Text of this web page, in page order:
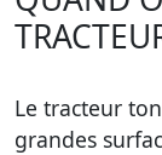
Le tracteur
grandes